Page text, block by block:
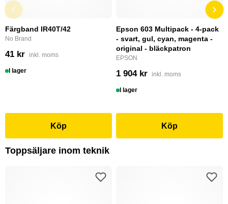
Färgband IR40T/42
No Brand
41 kr inkl. moms
I lager
Köp
Epson 603 Multipack - 4-pack
- svart, gul, cyan, magenta -
original - bläckpatron
EPSON
1 904 kr inkl. moms
I lager
Köp
Toppsäljare inom teknik